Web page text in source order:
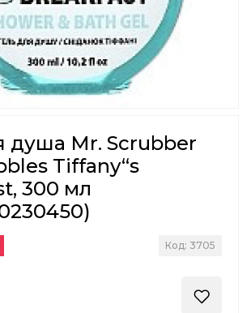
душа Mr. Scrubber
Tiffany“s
300 мл
Код: 3705